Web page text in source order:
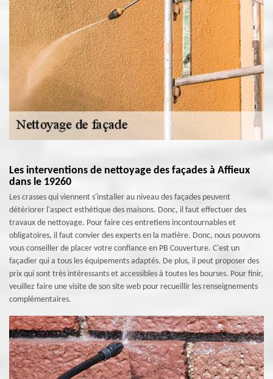
Les interventions de nettoyage des façades à Affieux
dans le 19260
Les crasses qui viennent s'installer au niveau des façades peuvent
détériorer l'aspect esthétique des maisons. Donc, il faut effectuer des
travaux de nettoyage. Pour faire ces entretiens incontournables et
obligatoires, il faut convier des experts en la matière. Donc, nous pouvons
vous conseiller de placer votre confiance en PB Couverture. C'est un
façadier qui a tous les équipements adaptés. De plus, il peut proposer des
prix qui sont très intéressants et accessibles à toutes les bourses. Pour finir,
veuillez faire une visite de son site web pour recueillir les renseignements
complémentaires.